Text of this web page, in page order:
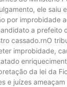
ele saiu
por improbidade
a prefeito
cassado.rnO
improbidade,
da lei da
e juízes